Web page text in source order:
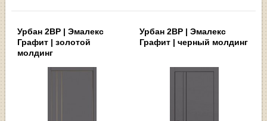
Урбан 2ВР | Эмалекс
Графит | золотой
молдинг
Урбан 2ВР | Эмалекс
Графит | черный молдинг